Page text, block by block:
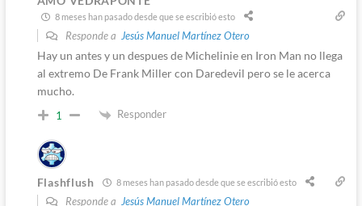
8 meses han pasado desde que se escribió esto
Responde a Jesús Manuel Martínez Otero
Hay un antes y un despues de Michelinie en Iron Man no llega
al extremo De Frank Miller con Daredevil pero se le acerca
mucho.
1 Responder
Flashflush 8 meses han pasado desde que se escribió esto
Responde a Jesús Manuel Martínez Otero